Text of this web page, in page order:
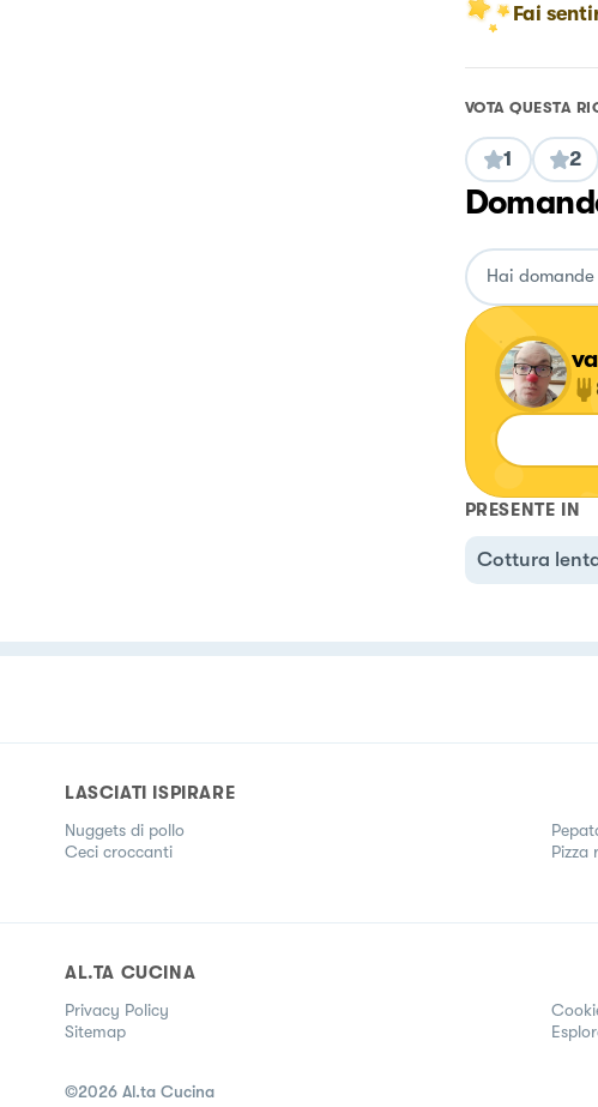
Fai
VOTA QUESTA
1 2
PRESENTE IN
Cottura
LASCIATI ISPIRARE
Nuggets di pollo
Ceci croccanti
Pizza
AL.TA CUCINA
Privacy Policy
Sitemap
©2026 Al.ta Cucina